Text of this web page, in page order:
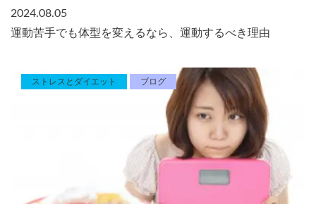
2024.08.05
運動苦手でも体型を変えるなら、運動するべき理由
ストレスとダイエット ブログ